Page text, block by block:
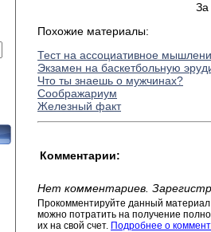
За
Похожие материалы:
Тест на ассоциативное
Экзамен на баскетбольную
Что ты знаешь о мужчинах?
Соображариум
Железный факт
Комментарии:
Нет комментариев.
Прокомментируйте данный
можно потратить на получение
их на свой счет. Подробнее о